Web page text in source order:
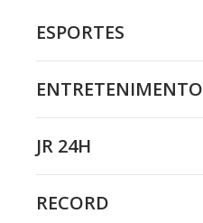
ESPORTES
ENTRETENIMENTO
JR 24H
RECORD